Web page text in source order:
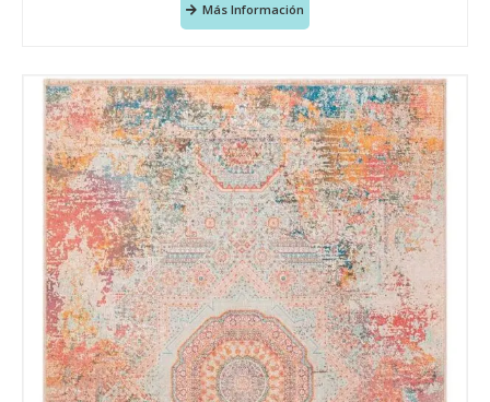
Más Información